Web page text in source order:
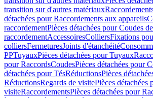
transition sur d'autres matériaux
détachées pour Raccordements aux appareils
raccordementPièces détachées pour Coudes de
raccordementAccessoiresColliersFixations
colliersFermeturesJoints d'étanchéité
PPTuyauxPièces détachées pour Tuyaux
pour RaccordsCoudesPièces détachées pour
détachées pour TésRéductionsPièces
RéductionsRegards de visitePièces détachées
visiteRaccordementsPièces détachées pour